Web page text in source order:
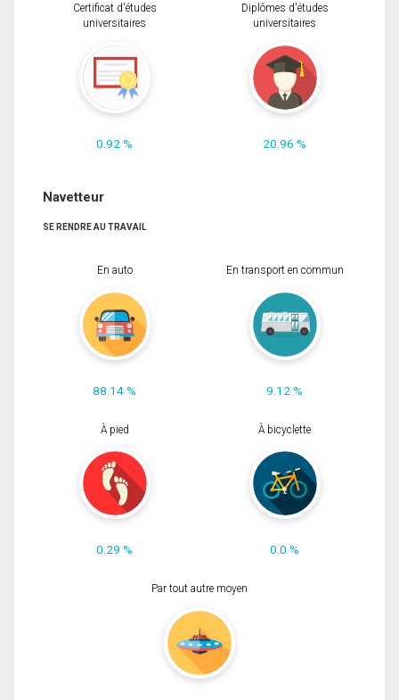
Certificat d'études
universitaires
0.92 %
Diplômes d'études
universitaires
20.96 %
Navetteur
SE RENDRE AU TRAVAIL
En auto
88.14 %
En transport en commun
9.12 %
À pied
0.29 %
À bicyclette
0.0 %
Par tout autre moyen